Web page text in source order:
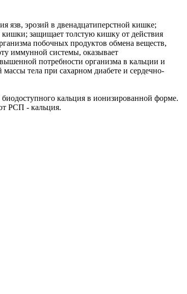
язв, эрозий в двенадцатиперстной кишке;
кишки; защищает толстую кишку от действия
побочных продуктов обмена веществ,
иммунной системы, оказывает
потребности организма в кальции и
тела при сахарном диабете и сердечно-
кальция в ионизированной форме.
РСП - кальция.